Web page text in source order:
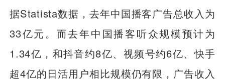
据Statista数据，去年中国播客广告总收入为
33亿元。而去年中国播客听众规模预计为
1.34亿，和抖音约8亿、视频号约6亿、快手
超4亿的日活用户相比规模仍有限，广告收入